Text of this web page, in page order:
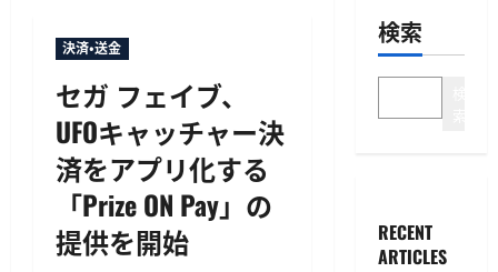
決済・送金
セガ フェイブ、
UFOキャッチャー決
済をアプリ化する
「Prize ON Pay」の
提供を開始
検索
RECENT
ARTICLES